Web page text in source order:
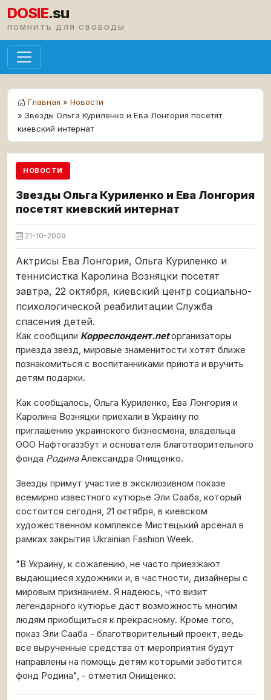
DOSIE.su
ПОМНИТЬ ДЛЯ СВОБОДЫ
Главная » Новости
» Звезды Ольга Куриленко и Ева Лонгория посетят
киевский интернат
НОВОСТИ
Звезды Ольга Куриленко и Ева Лонгория
посетят киевский интернат
21-10-2009
Актрисы Ева Лонгория, Ольга Куриленко и
теннисистка Каролина Возняцки посетят
завтра, 22 октября, киевский центр социально-
психологической реабилитации Служба
спасения детей.
Как сообщили Корреспондент.netорганизаторы
приезда звезд, мировые знаменитости хотят ближе
познакомиться с воспитанниками приюта и вручить
детям подарки.
Как сообщалось, Ольга Куриленко, Ева Лонгория и
Каролина Возняцки приехали в Украину по
приглашению украинского бизнесмена, владельца
ООО Нафтогаззбут и основателя благотворительного
фонда РодинаАлександра Онищенко.
Звезды примут участие в эксклюзивном показе
всемирно известного кутюрье Эли Сааба, который
состоится сегодня, 21 октября, в киевском
художественном комплексе Мистецький арсенал в
рамках закрытия Ukrainian Fashion Week.
"В Украину, к сожалению, не часто приезжают
выдающиеся художники и, в частности, дизайнеры с
мировым признанием. Я надеюсь, что визит
легендарного кутюрье даст возможность многим
людям приобщиться к прекрасному. Кроме того,
показ Эли Сааба - благотворительный проект, ведь
все вырученные средства от мероприятия будут
направлены на помощь детям которыми заботится
фонд Родина", - отметил Онищенко.